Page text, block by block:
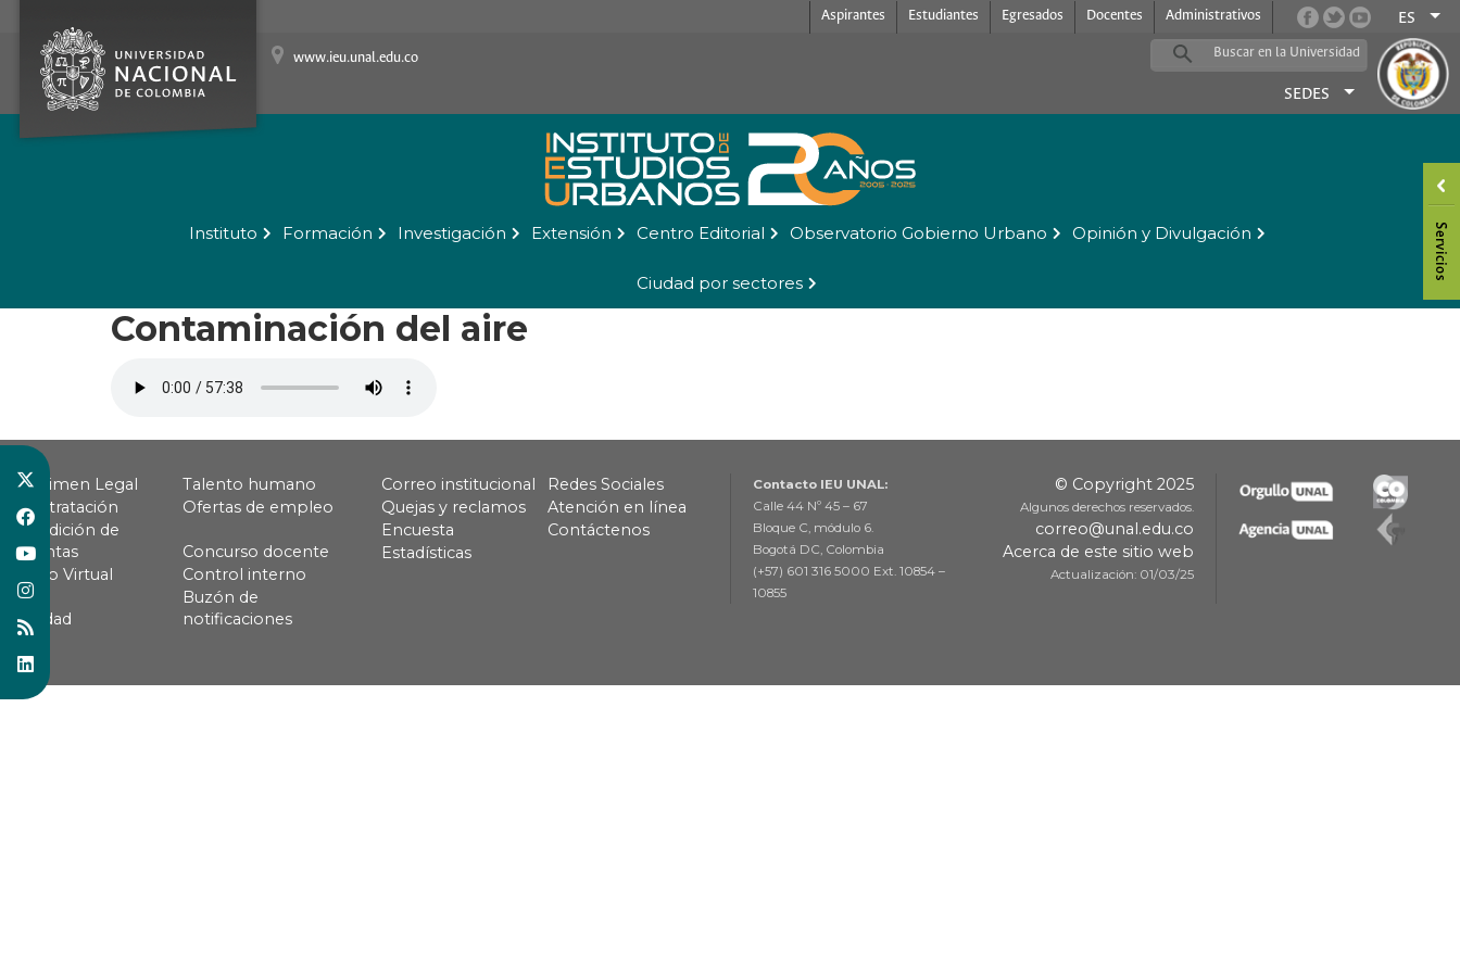
Aspirantes Estudiantes Egresados Docentes Administrativos ES
www.ieu.unal.edu.co
SEDES
Instituto Formación Investigación Extensión Centro Editorial Observatorio Gobierno Urbano Opinión y Divulgación
Ciudad por sectores
Contaminación del aire
Régimen Legal
Talento humano
Contratación
Ofertas de empleo
Rendición de
cuentas
Concurso docente
Pago Virtual
Control interno
Calidad
Buzón de
notificaciones
Correo institucional
Redes Sociales
Quejas y reclamos
Atención en línea
Encuesta
Contáctenos
Estadísticas
Contacto IEU UNAL:
Calle 44 Nº 45 – 67
Bloque C, módulo 6.
Bogotá DC, Colombia
(+57) 601 316 5000 Ext. 10854 –
10855
© Copyright 2025
Algunos derechos reservados.
correo@unal.edu.co
Acerca de este sitio web
Actualización: 01/03/25